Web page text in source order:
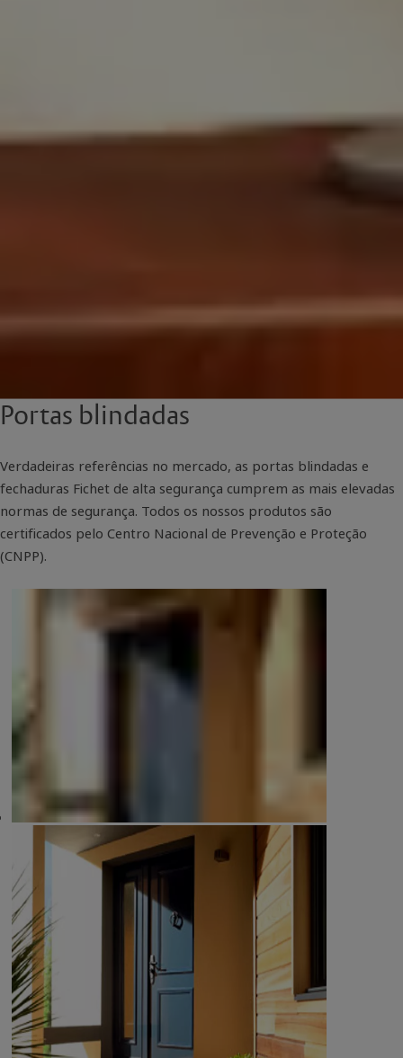
Portas blindadas
Verdadeiras referências no mercado, as portas blindadas e
fechaduras Fichet de alta segurança cumprem as mais elevadas
normas de segurança. Todos os nossos produtos são
certificados pelo Centro Nacional de Prevenção e Proteção
(CNPP).